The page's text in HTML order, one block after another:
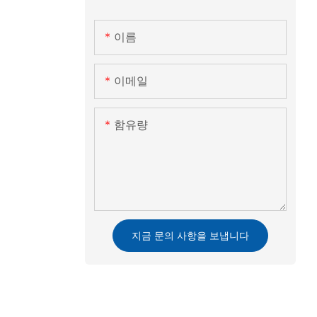
이름
이메일
함유량
지금 문의 사항을 보냅니다